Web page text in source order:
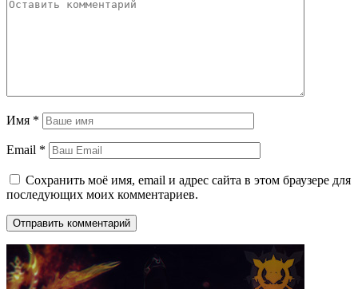
Имя *
Email *
Сохранить моё имя, email и адрес сайта в этом браузере для
последующих моих комментариев.